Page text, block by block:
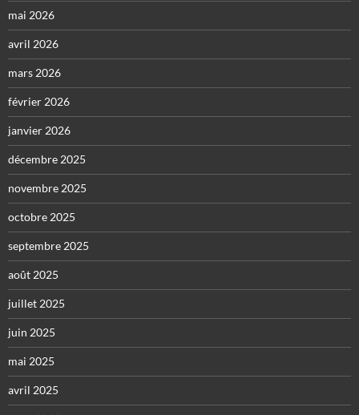
mai 2026
avril 2026
mars 2026
février 2026
janvier 2026
décembre 2025
novembre 2025
octobre 2025
septembre 2025
août 2025
juillet 2025
juin 2025
mai 2025
avril 2025